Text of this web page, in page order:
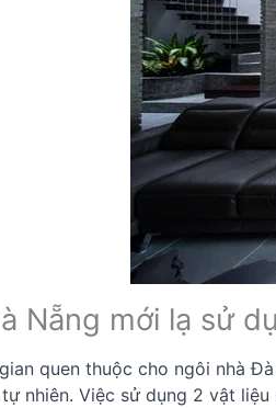
Nẵng mới lạ sử
quen thuộc cho ngôi nhà
nhiên. Việc sử dụng 2 vật